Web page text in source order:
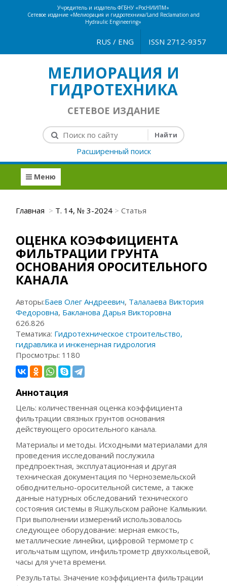
Учредитель и издатель ФГБНУ «РосНИИПМ»
Сетевое издание «Мелиорация и гидротехника/Land Reclamation and
Hydraulic Engineering»
ISSN 2712-9357
RUS / ENG
МЕЛИОРАЦИЯ И
ГИДРОТЕХНИКА
СЕТЕВОЕ ИЗДАНИЕ
Расширенный поиск
Меню
Главная Т. 14, № 3-2024 Статья
ОЦЕНКА КОЭФФИЦИЕНТА
ФИЛЬТРАЦИИ ГРУНТА
ОСНОВАНИЯ ОРОСИТЕЛЬНОГО
КАНАЛА
Авторы:Баев Олег Андреевич, Талалаева Виктория
Федоровна, Бакланова Дарья Викторовна
626.826
Тематика: Гидротехническое строительство,
гидравлика и инженерная гидрология
Просмотры: 1180
Аннотация
Цель: количественная оценка коэффициента
фильтрации связных грунтов основания
действующего оросительного канала.
Материалы и методы. Исходными материалами для
проведения исследований послужила
предпроектная, эксплуатационная и другая
техническая документация по Черноземельской
обводнительно-оросительной системе, а также
данные натурных обследований технического
состояния системы в Яшкульском районе Калмыкии.
При выполнении измерений использовалось
следующее оборудование: мерная емкость,
металлические линейки, цифровой термометр с
игольчатым щупом, инфильтрометр двухкольцевой,
часы для учета времени.
Результаты. Значение коэффициента фильтрации